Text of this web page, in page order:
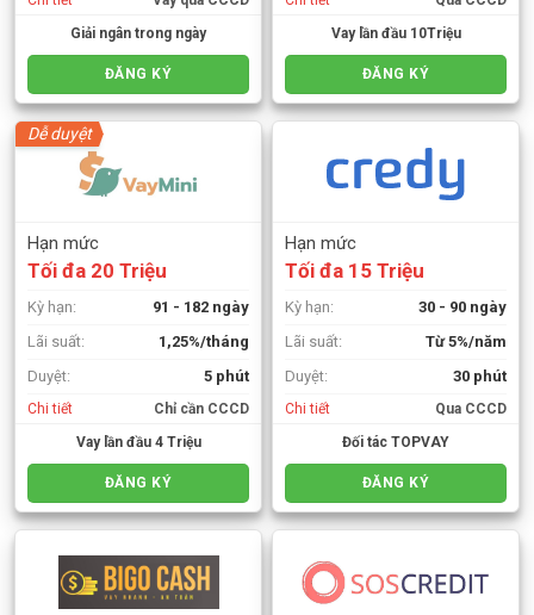
Giải ngân trong ngày
ĐĂNG KÝ
Vay lần đầu 10Triệu
ĐĂNG KÝ
Dễ duyệt
Hạn mức
Tối đa 20 Triệu
Kỳ hạn:
91 - 182 ngày
Lãi suất:
1,25%/tháng
Duyệt:
5 phút
Chi tiết
Chỉ cần CCCD
Vay lần đầu 4 Triệu
ĐĂNG KÝ
Hạn mức
Tối đa 15 Triệu
Kỳ hạn:
30 - 90 ngày
Lãi suất:
Từ 5%/năm
Duyệt:
30 phút
Chi tiết
Qua CCCD
Đối tác TOPVAY
ĐĂNG KÝ